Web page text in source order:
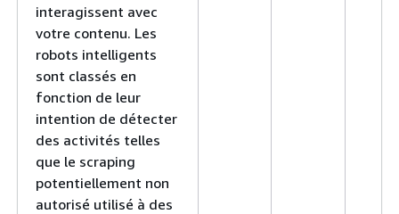
interagissent avec
votre contenu. Les
robots intelligents
sont classés en
fonction de leur
intention de détecter
des activités telles
que le scraping
potentiellement non
autorisé utilisé à des